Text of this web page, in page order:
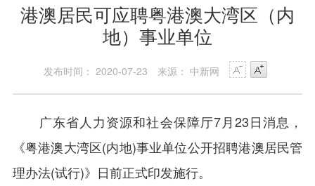
港澳居民可应聘粤港澳大湾区（内
地）事业单位
发布时间： 2020-07-23 来源： 中新网
广东省人力资源和社会保障厅7月23日消息，
《粤港澳大湾区(内地)事业单位公开招聘港澳居民管
理办法(试行)》日前正式印发施行。